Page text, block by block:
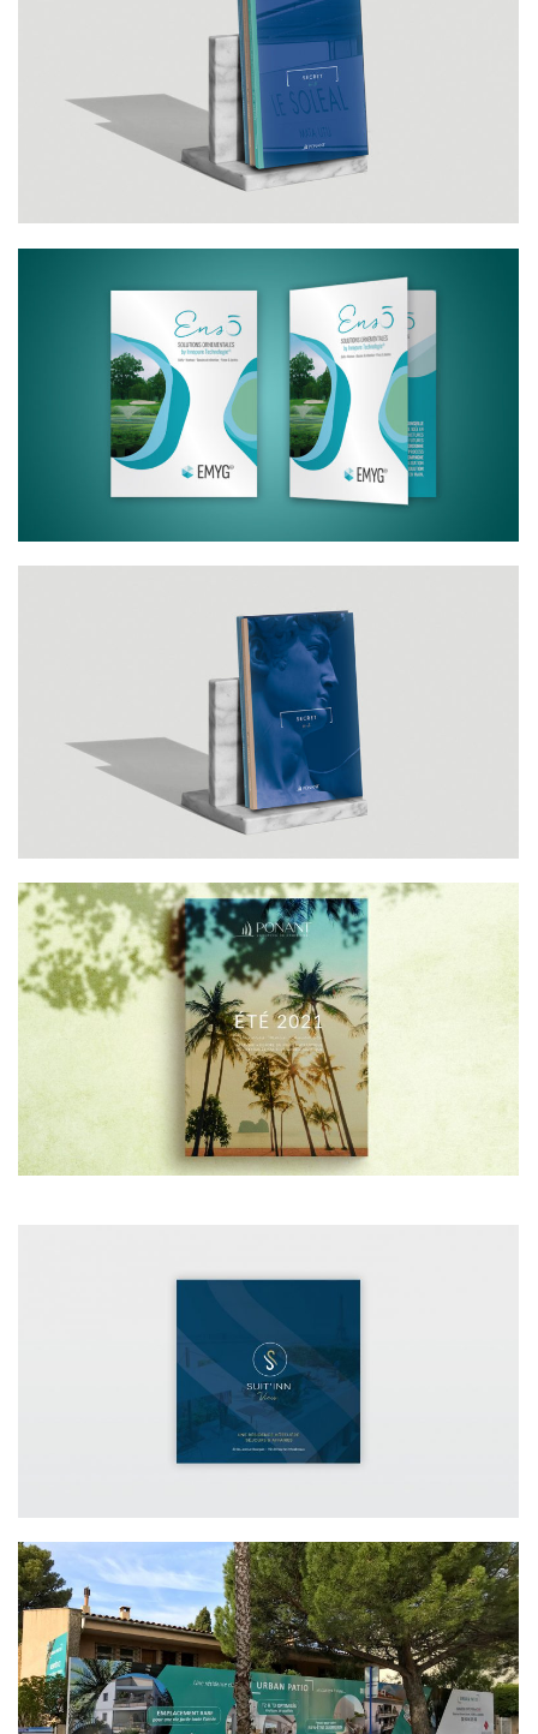
EDITION ORIGINALE
EMYG AQUA, INNOVATION &
TECHNOLOGIE – COMMUNICATION
CONCEPTION D’UNE NOUVELLE
COLLECTION DE LIVRES PONANT
CONCEPTION DE LA BROCHURE PONANT
ETE 2021, LE RENDEZ-VOUS PAPIER
BI-ANNUEL INCONTOURNABLE,
INVITATION AUX RÊVES ET AUX
VOYAGES
IDENTITÉ VISUELLE PROGRAMME
RÉSIDENCE HÔTELIÈRE
IMMOBILIER – FRESQUE DE CHANTIER